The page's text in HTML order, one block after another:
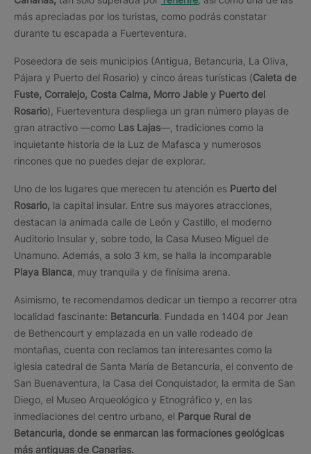
más apreciadas por los turistas, como podrás constatar
durante tu escapada a Fuerteventura.
Poseedora de seis municipios (Antigua, Betancuria, La Oliva,
Pájara y Puerto del Rosario) y cinco áreas turísticas (Caleta de
Fuste, Corralejo, Costa Calma, Morro Jable y Puerto del
Rosario), Fuerteventura despliega un gran número playas de
gran atractivo —como Las Lajas—, tradiciones como la
inquietante historia de la Luz de Mafasca y numerosos
rincones que no puedes dejar de explorar.
Uno de los lugares que merecen tu atención es Puerto del
Rosario, la capital insular. Entre sus mayores atracciones,
destacan la animada calle de León y Castillo, el moderno
Auditorio Insular y, sobre todo, la Casa Museo Miguel de
Unamuno. Además, a solo 3 km, se halla la incomparable
Playa Blanca , muy tranquila y de finísima arena.
Asimismo, te recomendamos dedicar un tiempo a recorrer otra
localidad fascinante: Betancuria. Fundada en 1404 por Jean
de Bethencourt y emplazada en un valle rodeado de
montañas, cuenta con reclamos tan interesantes como la
iglesia catedral de Santa María de Betancuria, el convento de
San Buenaventura, la Casa del Conquistador, la ermita de San
Diego, el Museo Arqueológico y Etnográfico y, en las
inmediaciones del centro urbano, el Parque Rural de
Betancuria, donde se enmarcan las formaciones geológicas
más antiguas de Canarias.